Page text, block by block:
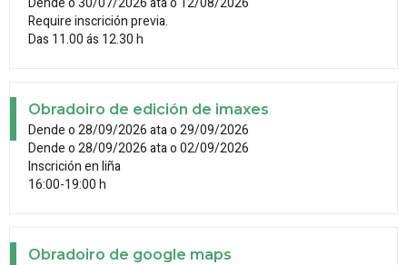
Require inscrición previa.
Das 11.00 ás 12.30 h
Obradoiro de edición de imaxes
Dende o 28/09/2026 ata o 29/09/2026
Dende o 28/09/2026 ata o 02/09/2026
Inscrición en liña
16:00-19:00 h
Obradoiro de google maps